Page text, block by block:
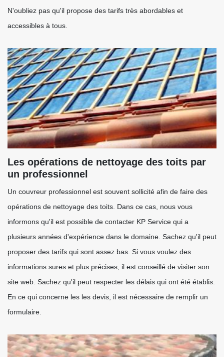
N'oubliez pas qu'il propose des tarifs très abordables et
accessibles à tous.
Les opérations de nettoyage des toits par
un professionnel
Un couvreur professionnel est souvent sollicité afin de faire des
opérations de nettoyage des toits. Dans ce cas, nous vous
informons qu'il est possible de contacter KP Service qui a
plusieurs années d'expérience dans le domaine. Sachez qu'il peut
proposer des tarifs qui sont assez bas. Si vous voulez des
informations sures et plus précises, il est conseillé de visiter son
site web. Sachez qu'il peut respecter les délais qui ont été établis.
En ce qui concerne les les devis, il est nécessaire de remplir un
formulaire.